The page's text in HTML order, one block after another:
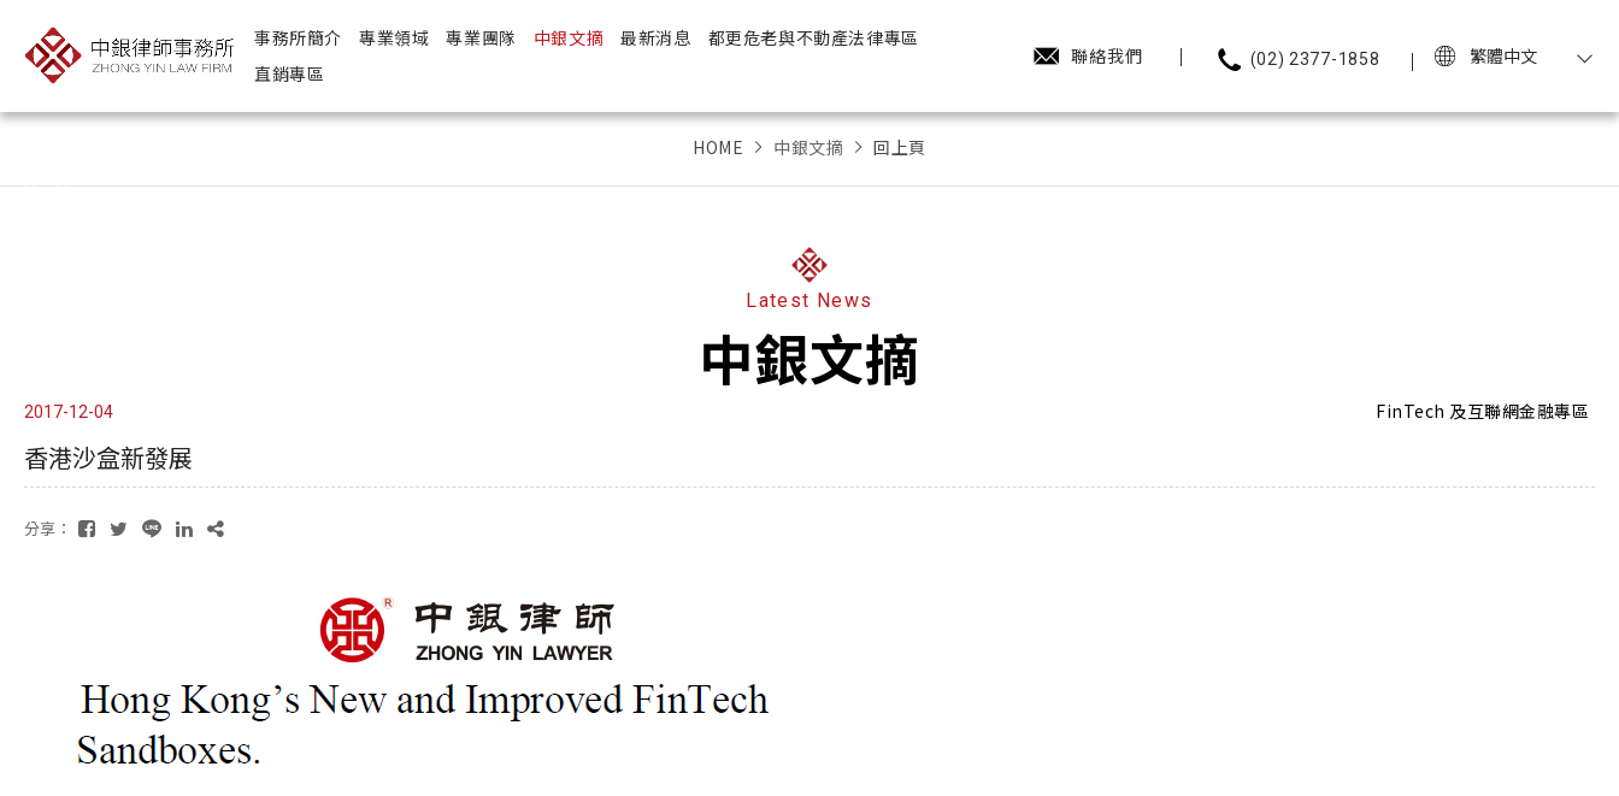
事務所簡介 專業領域 專業團隊 中銀文摘 最新消息
都更危老與不動產法律專區
直銷專區
聯絡我們 (02) 2377-1858 繁體中文
Copyright ©
2026
Design
by
HOME 中銀文摘 回上頁
Latest News
中銀文摘
2017-12-04 FinTech 及互聯網金融專區
香港沙盒新發展
分享：